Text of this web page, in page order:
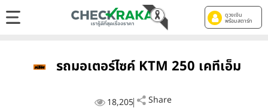
ดูวงเงิน
พร้อมสตาร์ท
รถมอเตอร์ไซค์ KTM 250 เคทีเอ็ม
18,205 Share